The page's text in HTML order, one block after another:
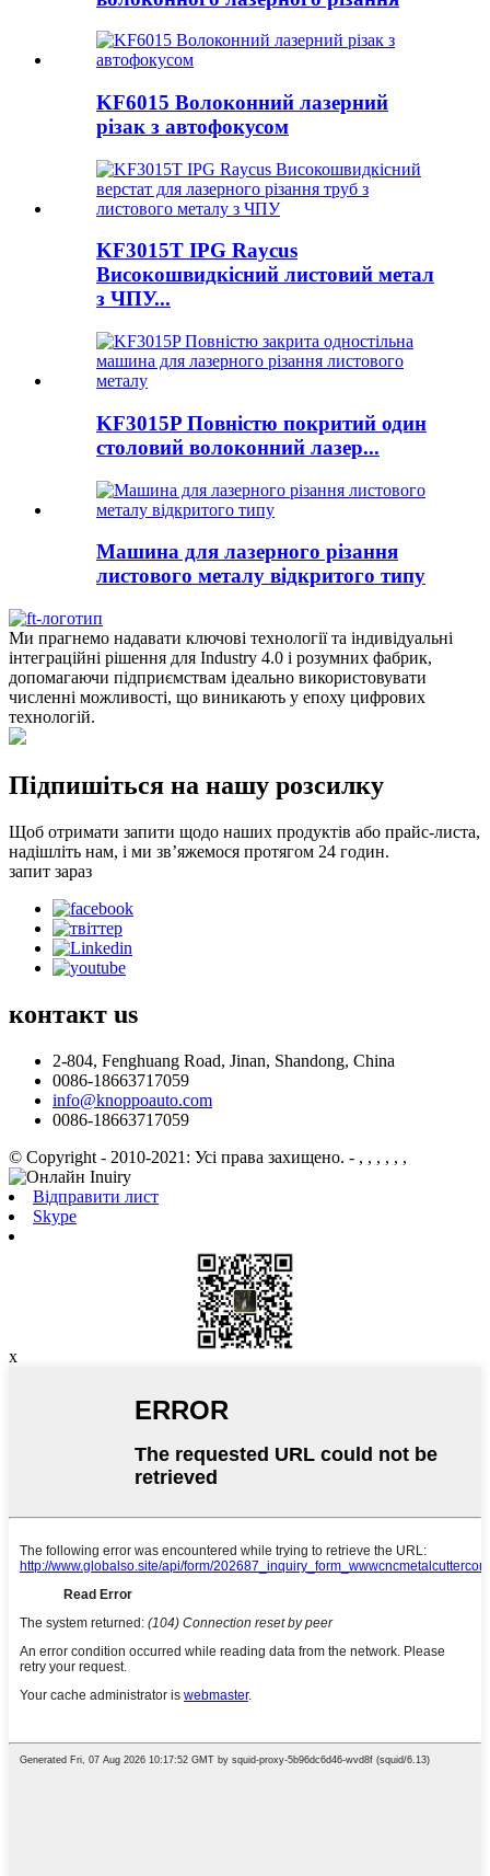
KF6015 Волоконний лазерний
різак з автофокусом
KF3015T IPG Raycus
Високошвидкісний листовий метал
з ЧПУ...
KF3015P Повністю покритий один
столовий волоконний лазер...
Машина для лазерного різання
листового металу відкритого типу
Ми прагнемо надавати ключові технології та індивідуальні
інтеграційні рішення для Industry 4.0 і розумних фабрик,
допомагаючи підприємствам ідеально використовувати
численні можливості, що виникають у епоху цифрових
технологій.
Підпишіться на нашу розсилку
Щоб отримати запити щодо наших продуктів або прайс-листа,
надішліть нам, і ми зв’яжемося протягом 24 годин.
запит зараз
контакт us
2-804, Fenghuang Road, Jinan, Shandong, China
0086-18663717059
info@knoppoauto.com
0086-18663717059
© Copyright - 2010-2021: Усі права захищено. - , , , , , ,
Відправити лист
Skype
x